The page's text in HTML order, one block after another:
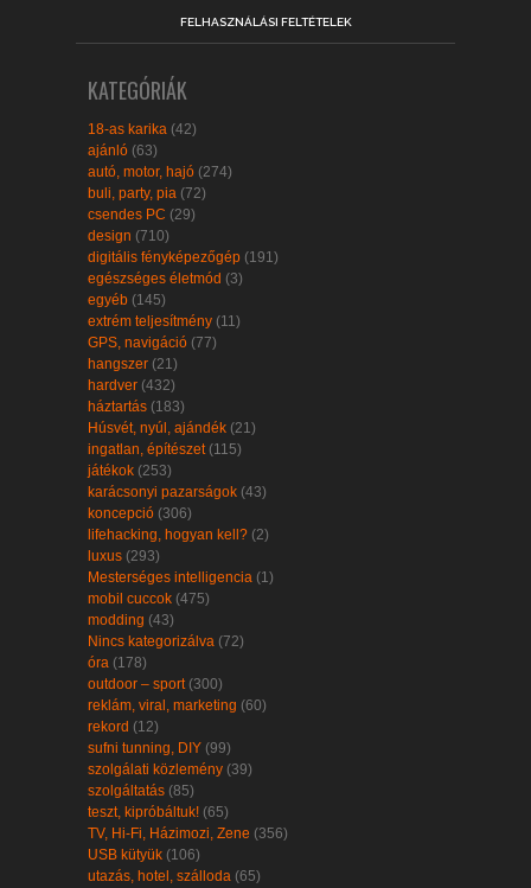
FELHASZNÁLÁSI FELTÉTELEK
KATEGÓRIÁK
18-as karika (42)
ajánló (63)
autó, motor, hajó (274)
buli, party, pia (72)
csendes PC (29)
design (710)
digitális fényképezőgép (191)
egészséges életmód (3)
egyéb (145)
extrém teljesítmény (11)
GPS, navigáció (77)
hangszer (21)
hardver (432)
háztartás (183)
Húsvét, nyúl, ajándék (21)
ingatlan, építészet(115)
játékok (253)
karácsonyi pazarságok (43)
koncepció (306)
lifehacking, hogyan kell? (2)
luxus (293)
Mesterséges intelligencia (1)
mobil cuccok (475)
modding (43)
Nincs kategorizálva (72)
óra (178)
outdoor – sport(300)
reklám, viral, marketing (60)
rekord (12)
sufni tunning, DIY (99)
szolgálati közlemény (39)
szolgáltatás (85)
teszt, kipróbáltuk! (65)
TV, Hi-Fi, Házimozi, Zene (356)
USB kütyük (106)
utazás, hotel, szálloda (65)